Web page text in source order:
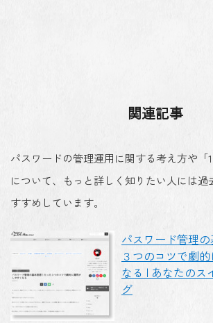
関連記事
パスワードの管理運用に関する考え方や「
について、もっと詳しく知りたい人には過
すすめしています。
パスワード管理
３つのコツで劇
なる | あなたのス
グ